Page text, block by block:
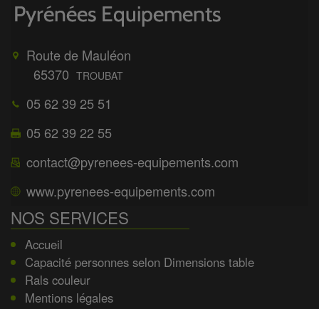
Route de Mauléon
65370 TROUBAT
05 62 39 25 51
05 62 39 22 55
contact@pyrenees-equipements.com
www.pyrenees-equipements.com
NOS SERVICES
Accueil
Capacité personnes selon Dimensions table
Rals couleur
Mentions légales